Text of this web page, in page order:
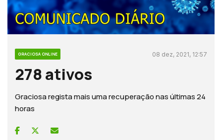
GRACIOSA ONLINE 08 dez, 2021, 12:57
278 ativos
Graciosa regista mais uma recuperação nas últimas 24
horas